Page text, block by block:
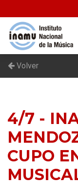
Volver
4/7 -
CUPO